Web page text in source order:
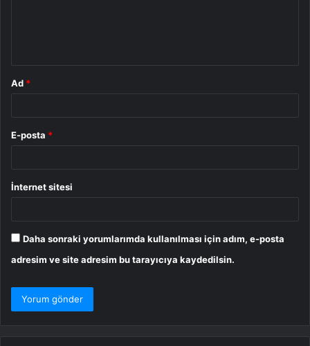
Ad *
E-posta *
İnternet sitesi
Daha sonraki yorumlarımda kullanılması için adım, e-posta
adresim ve site adresim bu tarayıcıya kaydedilsin.